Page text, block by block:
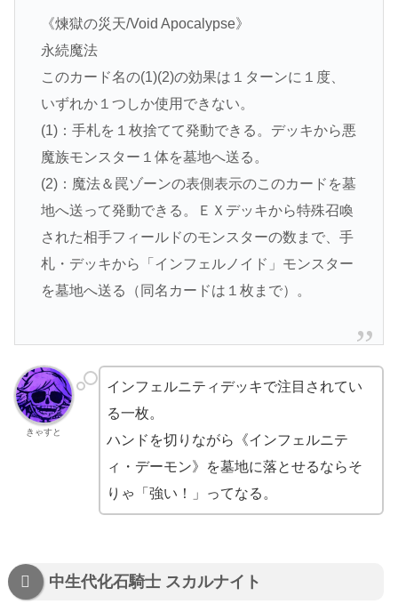
《煉獄の災天/Void Apocalypse》
永続魔法
このカード名の(1)(2)の効果は１ターンに１度、
いずれか１つしか使用できない。
(1)：手札を１枚捨てて発動できる。デッキから悪
魔族モンスター１体を墓地へ送る。
(2)：魔法＆罠ゾーンの表側表示のこのカードを墓
地へ送って発動できる。ＥＸデッキから特殊召喚
された相手フィールドのモンスターの数まで、手
札・デッキから「インフェルノイド」モンスター
を墓地へ送る（同名カードは１枚まで）。
きゃすと
インフェルニティデッキで注目されてい
る一枚。
ハンドを切りながら《インフェルニテ
ィ・デーモン》を墓地に落とせるならそ
りゃ「強い！」ってなる。
中生代化石騎士 スカルナイト